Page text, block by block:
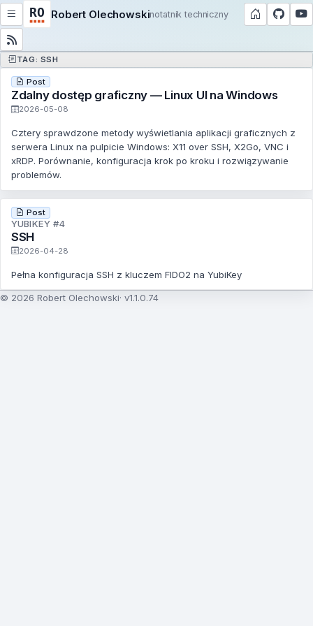
Robert Olechowskinotatnik techniczny
TAG: SSH
Post
Zdalny dostęp graficzny — Linux UI na Windows
2026-05-08
Cztery sprawdzone metody wyświetlania aplikacji graficznych z
serwera Linux na pulpicie Windows: X11 over SSH, X2Go, VNC i
xRDP. Porównanie, konfiguracja krok po kroku i rozwiązywanie
problemów.
Post
YUBIKEY #4
SSH
2026-04-28
Pełna konfiguracja SSH z kluczem FIDO2 na YubiKey
© 2026 Robert Olechowski v1.1.0.74